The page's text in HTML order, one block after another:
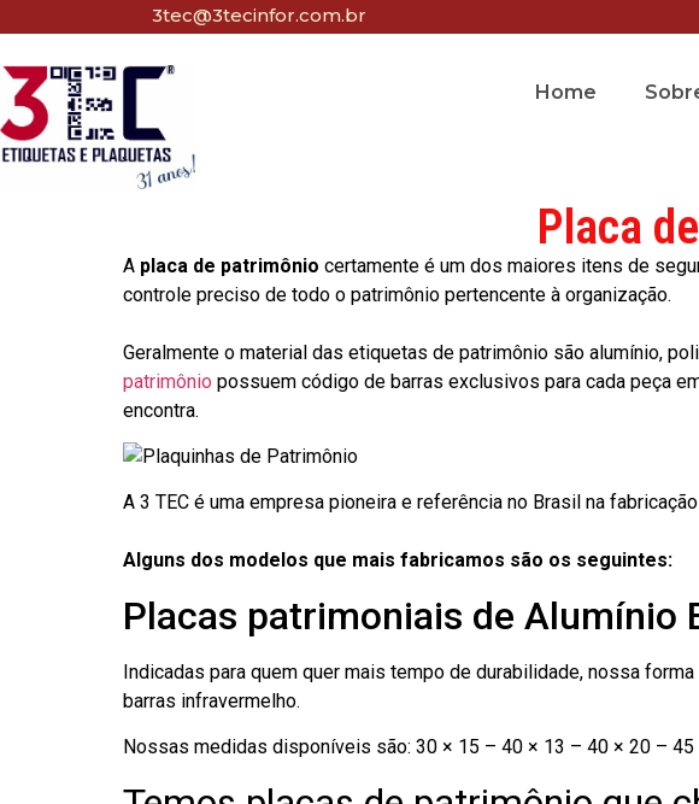
3tec@3tecinfor.com.br
Home
Placa
A placa de patrimônio certamente é um dos maiores itens de
controle preciso de todo o patrimônio pertencente à organização.
Geralmente o material das etiquetas de patrimônio são alumínio,
patrimônio possuem código de barras exclusivos para cada peça
encontra.
A 3 TEC é uma empresa pioneira e referência no Brasil na
Alguns dos modelos que mais fabricamos são os seguintes:
Placas patrimoniais de Alumínio
Indicadas para quem quer mais tempo de durabilidade, nossa
barras infravermelho.
Nossas medidas disponíveis são: 30 × 15 – 40 × 13 – 40 × 20 –